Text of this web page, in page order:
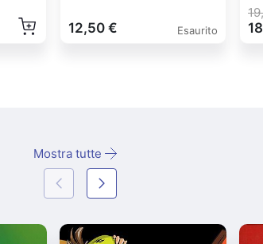
12,50 € Esaurito
Mostra tutte